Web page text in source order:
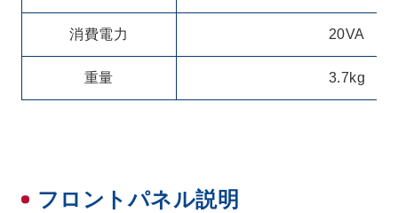
消費電力 20VA
重量 3.7kg
フロントパネル説明